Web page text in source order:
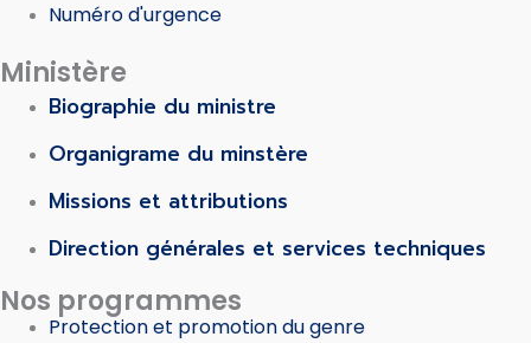
Numéro d'urgence
Ministère
Biographie du ministre
Organigrame du minstère
Missions et attributions
Direction générales et services techniques
Nos programmes
Protection et promotion du genre